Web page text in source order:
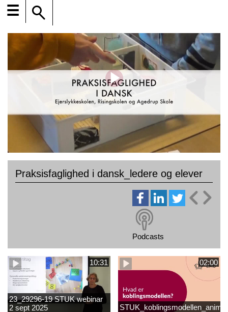
☰
Praksisfaglighed i dansk_ledere og elever
Podcasts
10:31
23_29296-19 STUK webinar
2 sept 2025
02:00